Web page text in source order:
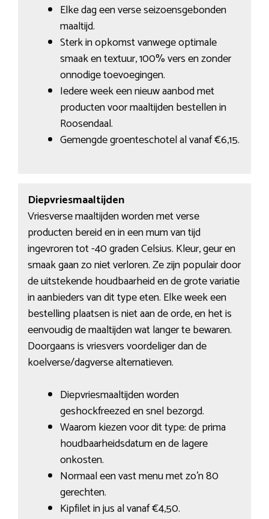
Elke dag een verse seizoensgebonden
maaltijd.
Sterk in opkomst vanwege optimale
smaak en textuur, 100% vers en zonder
onnodige toevoegingen.
Iedere week een nieuw aanbod met
producten voor maaltijden bestellen in
Roosendaal.
Gemengde groenteschotel al vanaf €6,15.
Diepvriesmaaltijden
Vriesverse maaltijden worden met verse
producten bereid en in een mum van tijd
ingevroren tot -40 graden Celsius. Kleur, geur en
smaak gaan zo niet verloren. Ze zijn populair door
de uitstekende houdbaarheid en de grote variatie
in aanbieders van dit type eten. Elke week een
bestelling plaatsen is niet aan de orde, en het is
eenvoudig de maaltijden wat langer te bewaren.
Doorgaans is vriesvers voordeliger dan de
koelverse/dagverse alternatieven.
Diepvriesmaaltijden worden
geshockfreezed en snel bezorgd.
Waarom kiezen voor dit type: de prima
houdbaarheidsdatum en de lagere
onkosten.
Normaal een vast menu met zo’n 80
gerechten.
Kipfilet in jus al vanaf €4,50.